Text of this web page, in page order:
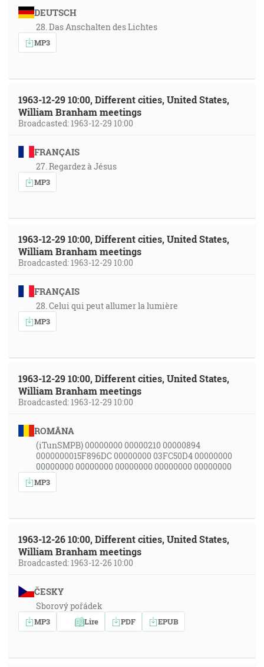
DEUTSCH
28. Das Anschalten des Lichtes
MP3
1963-12-29 10:00, Different cities, United States,
William Branham meetings
Broadcasted: 1963-12-29 10:00
FRANÇAIS
27. Regardez à Jésus
MP3
1963-12-29 10:00, Different cities, United States,
William Branham meetings
Broadcasted: 1963-12-29 10:00
FRANÇAIS
28. Celui qui peut allumer la lumière
MP3
1963-12-29 10:00, Different cities, United States,
William Branham meetings
Broadcasted: 1963-12-29 10:00
ROMÂNA
(iTunSMPB) 00000000 00000210 00000894
0000000015F896DC 00000000 03FC50D4 00000000
00000000 00000000 00000000 00000000 00000000
MP3
1963-12-26 10:00, Different cities, United States,
William Branham meetings
Broadcasted: 1963-12-26 10:00
ČESKY
Sborový pořádek
MP3 Lire PDF EPUB